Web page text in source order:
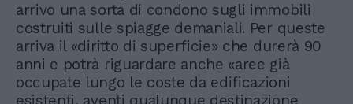
arrivo una sorta di condono sugli immobili
costruiti sulle spiagge demaniali. Per queste
arriva il «diritto di superficie» che durerà 90
anni e potrà riguardare anche «aree già
occupate lungo le coste da edificazioni